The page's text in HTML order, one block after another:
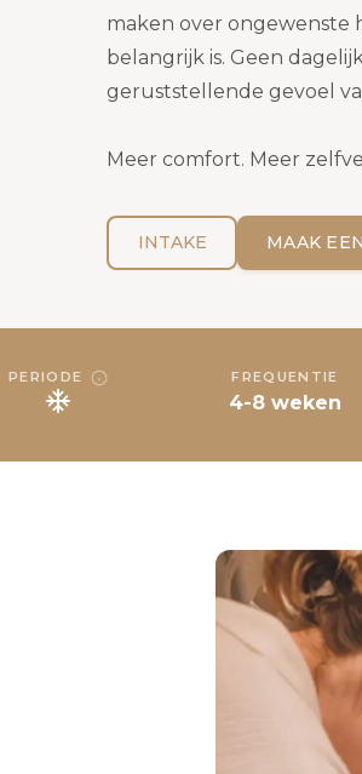
maken over ongewenste
belangrijk is. Geen
geruststellende gevoel
Meer comfort. Meer
INTAKE MAAK
PERIODE FREQUENTIE
4-8 weken